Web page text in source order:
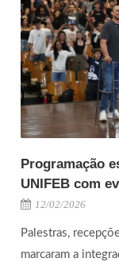
Programação
UNIFEB com
12/02/2026
Palestras,
marcaram a